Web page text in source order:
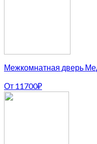
Межкомнатная дверь
От 11700₽